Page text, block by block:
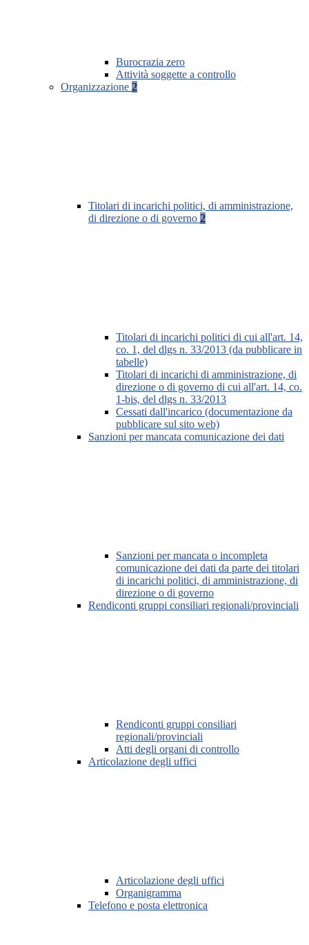
Burocrazia zero
Attività soggette a controllo
Organizzazione 2
Titolari di incarichi politici, di amministrazione,
di direzione o di governo 2
Titolari di incarichi politici di cui all'art. 14,
co. 1, del dlgs n. 33/2013 (da pubblicare in
tabelle)
Titolari di incarichi di amministrazione, di
direzione o di governo di cui all'art. 14, co.
1-bis, del dlgs n. 33/2013
Cessati dall'incarico (documentazione da
pubblicare sul sito web)
Sanzioni per mancata comunicazione dei dati
Sanzioni per mancata o incompleta
comunicazione dei dati da parte dei titolari
di incarichi politici, di amministrazione, di
direzione o di governo
Rendiconti gruppi consiliari regionali/provinciali
Rendiconti gruppi consiliari
regionali/provinciali
Atti degli organi di controllo
Articolazione degli uffici
Articolazione degli uffici
Organigramma
Telefono e posta elettronica